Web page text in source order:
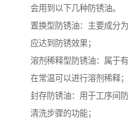
会用到以下几种防锈油。
置换型防锈油：主要成分
应达到防锈效果；
溶剂稀释型防锈油：属于
在常温可以进行溶剂稀释；
封存防锈油：用于工序间
清洗步骤的功能；